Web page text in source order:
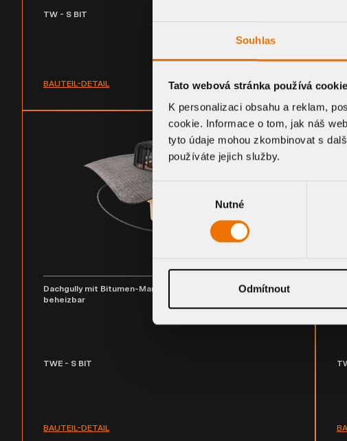
Souhlas
Tato webová stránka používá
K personalizaci obsahu a reklam,
cookie. Informace o tom, jak náš
tyto údaje mohou zkombinovat s
používáte jejich služby.
Výběr
souhlasu
Nutné
Odmítnout
TW - S BIT
BAUTEIL-DETAIL
Dachgully mit Bitumen-Manschette, senkrechte Ausführung,
beheizbar
TWE - S BIT
BAUTEIL-DETAIL